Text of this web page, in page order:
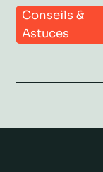
Conseils &
Astuces